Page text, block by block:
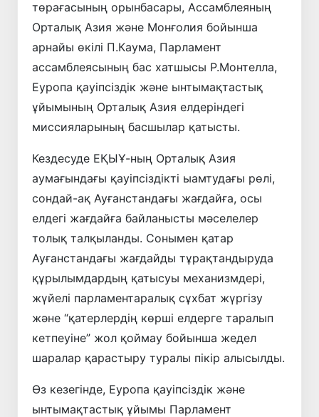
төрағасының орынбасары, Ассамблеяның
Орталық Азия және Монғолия бойынша
арнайы өкілі П.Каума, Парламент
ассамблеясының бас хатшысы Р.Монтелла,
Еуропа қауіпсіздік және ынтымақтастық
ұйымының Орталық Азия елдеріндегі
миссияларының басшылар қатысты.
Кездесуде ЕҚЫҰ-ның Орталық Азия
аумағындағы қауіпсіздікті ыамтудағы рөлі,
сондай-ақ Ауғанстандағы жағдайға, осы
елдегі жағдайға байланысты мәселелер
толық талқыланды. Сонымен қатар
Ауғанстандағы жағдайды тұрақтандыруда
құрылымдардың қатысуы механизмдері,
жүйелі парламентаралық сұхбат жүргізу
және “қатерлердің көрші елдерге таралып
кетпеуіне” жол қоймау бойынша жедел
шаралар қарастыру туралы пікір алысылды.
Өз кезегінде, Еуропа қауіпсіздік және
ынтымақтастық ұйымы Парламент